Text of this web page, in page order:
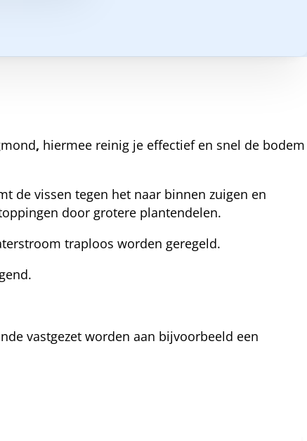
, hiermee reinig je effectief en snel de bodem
de vissen tegen het naar binnen zuigen en
door grotere plantendelen.
traploos worden geregeld.
vastgezet worden aan bijvoorbeeld een